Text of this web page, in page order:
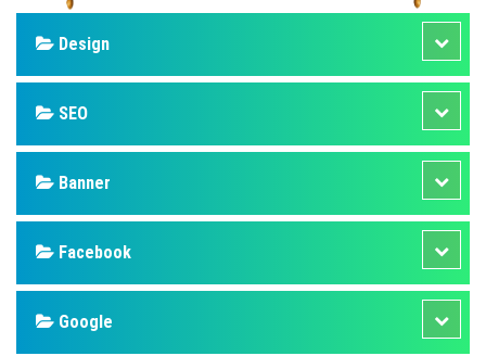
Design
SEO
Banner
Facebook
Google